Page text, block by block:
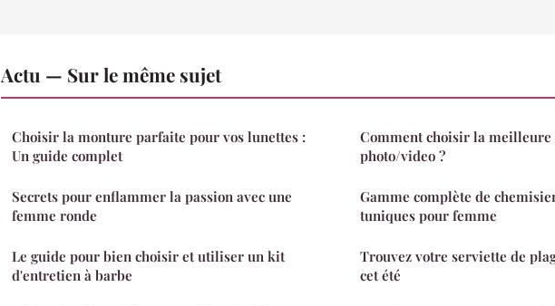
Actu — Sur le même sujet
Choisir la monture parfaite pour vos lunettes :
Un guide complet
Secrets pour enflammer la passion avec une
femme ronde
Le guide pour bien choisir et utiliser un kit
d'entretien à barbe
Comment choisir la meilleure
photo/video ?
Gamme complète de
tuniques pour femme
Trouvez votre serviette de
cet été